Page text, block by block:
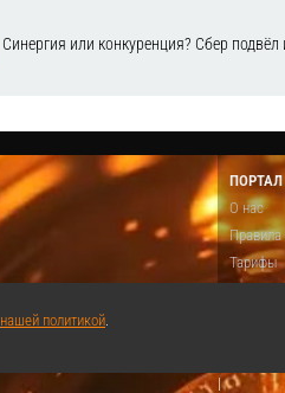
Синергия или конкуренция? Сбер
ПОРТАЛ
О нас
Правила
Тарифы
|
нашей политикой.